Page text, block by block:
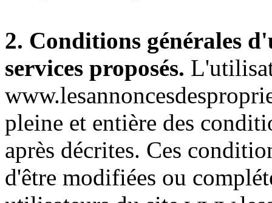
2. Conditions générales
services proposés.
pleine et entière des
après décrites. Ces
d'être modifiées ou